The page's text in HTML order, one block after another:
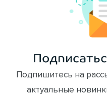
Подпишитесь на
актуальные